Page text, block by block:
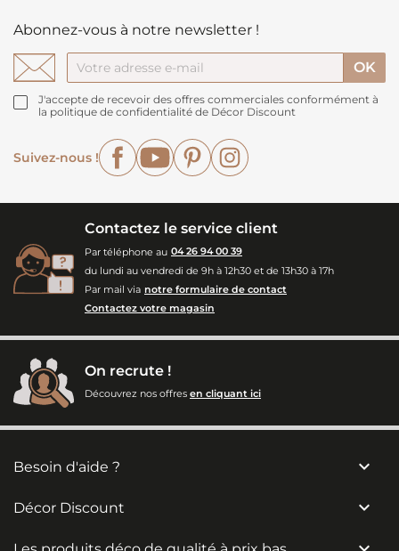
Abonnez-vous à notre newsletter !
J'accepte de recevoir des offres commerciales conformément à
la politique de confidentialité de Décor Discount
Suivez-nous !
FacebookYouTubePinterest
Contactez le service client
Par téléphone au 04 26 94 00 39
du lundi au vendredi de 9h à 12h30 et de 13h30 à 17h
Par mail via notre formulaire de contact
Contactez votre magasin
On recrute !
Découvrez nos offres en cliquant ici
Besoin d'aide ? 
Décor Discount 